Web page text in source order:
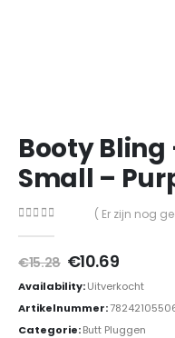
Booty Bling
Small –
( Er zijn nog
€15.28
prijs
was:
€15.28.
€10.69Huidige
is:
€10.69.
Availability:Uitverkocht
Artikelnummer:
Categorie:Butt Pluggen